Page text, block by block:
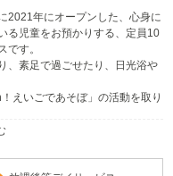
2021年にオープンした、心身に
る児童をお預かりする、定員10
です。
、素足で過ごせたり、日光浴や
えいごであそぼ」の活動を取り
た、音楽療法士による音楽活
な内容を考案し実施していま